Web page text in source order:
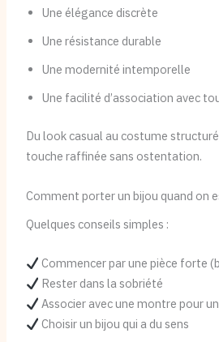
Une élégance discrète
Une résistance durable
Une modernité intemporelle
Une facilité d’association avec
Du look casual au costume
touche raffinée sans ostentation.
Comment porter un bijou quand on
Quelques conseils simples :
Commencer par une pièce forte
Rester dans la sobriété
Associer avec une montre pour
Choisir un bijou qui a du sens